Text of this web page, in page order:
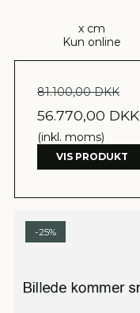
x cm
Kun online
81.100,00 DKK
56.770,00 DKK
(inkl. moms)
VIS PRODUKT
-25%